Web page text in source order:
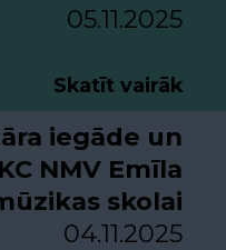
05.11.2025
Skatīt vairāk
iegāde un
NMV Emīla
skolai
04.11.2025